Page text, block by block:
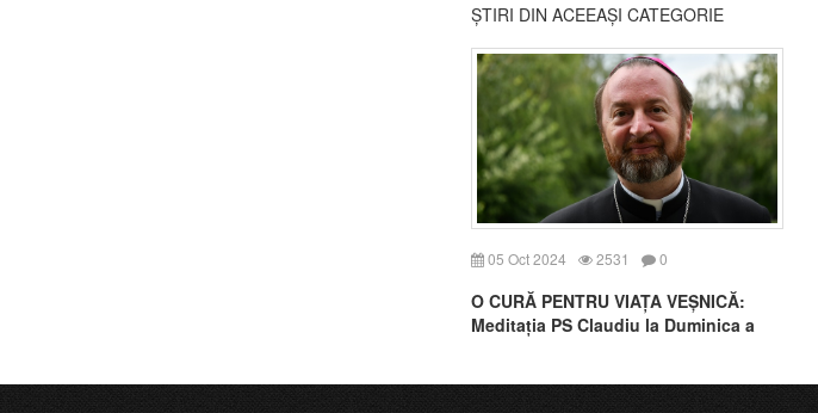
ȘTIRI DIN ACEEAȘI CATEGORIE
05 Oct 2024 2531 0
O CURĂ PENTRU VIAȚA VEȘNICĂ:
Meditația PS Claudiu la Duminica a